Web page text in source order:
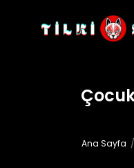
Ana Sayfa